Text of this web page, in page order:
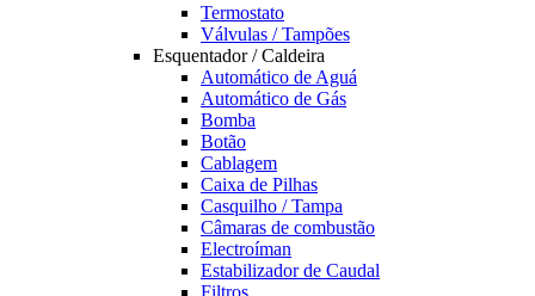
Termostato
Válvulas / Tampões
Esquentador / Caldeira
Automático de Aguá
Automático de Gás
Bomba
Botão
Cablagem
Caixa de Pilhas
Casquilho / Tampa
Câmaras de combustão
Electroíman
Estabilizador de Caudal
Filtros